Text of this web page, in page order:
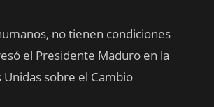
no tienen condiciones
el Presidente Maduro en la
sobre el Cambio